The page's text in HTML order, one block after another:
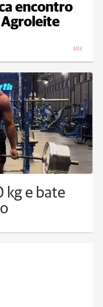
encontro
Agroleite
MIX
kg e bate